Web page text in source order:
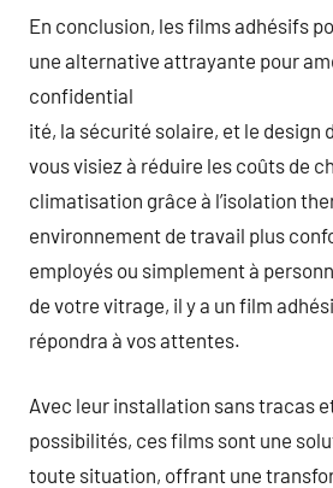
En conclusion, les films adhésifs
une alternative attrayante pour
confidential
ité, la sécurité solaire, et le design
vous visiez à réduire les coûts de
climatisation grâce à l’isolation
environnement de travail plus
employés ou simplement à
de votre vitrage, il y a un film
répondra à vos attentes.
Avec leur installation sans tracas
possibilités, ces films sont une
toute situation, offrant une